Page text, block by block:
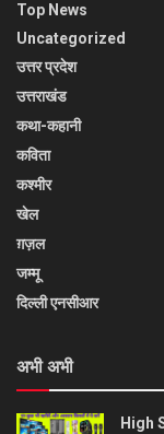
Top News
Uncategorized
उत्तर प्रदेश
उत्तराखंड
कथा-कहानी
कविता
कश्मीर
खेल
ग़ज़ल
जम्मू
दिल्ली एनसीआर
अभी अभी
High